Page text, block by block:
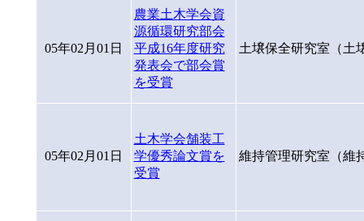
05年02月01日
農業土木学会資
源循環研究部会
平成16年度研究
発表会で部会賞
を受賞
土壌保全研究室（土
05年02月01日
土木学会舗装工
学優秀論文賞を
受賞
維持管理研究室（維